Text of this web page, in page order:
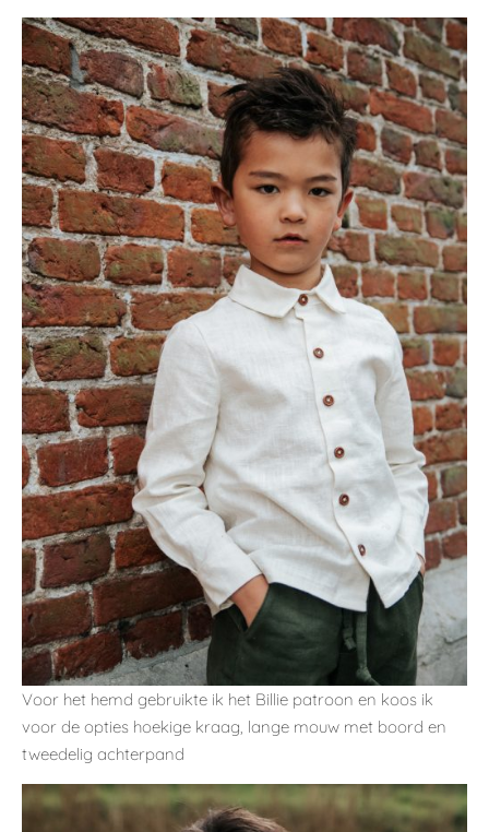
Voor het hemd gebruikte ik het Billie patroon en koos ik
voor de opties hoekige kraag, lange mouw met boord en
tweedelig achterpand